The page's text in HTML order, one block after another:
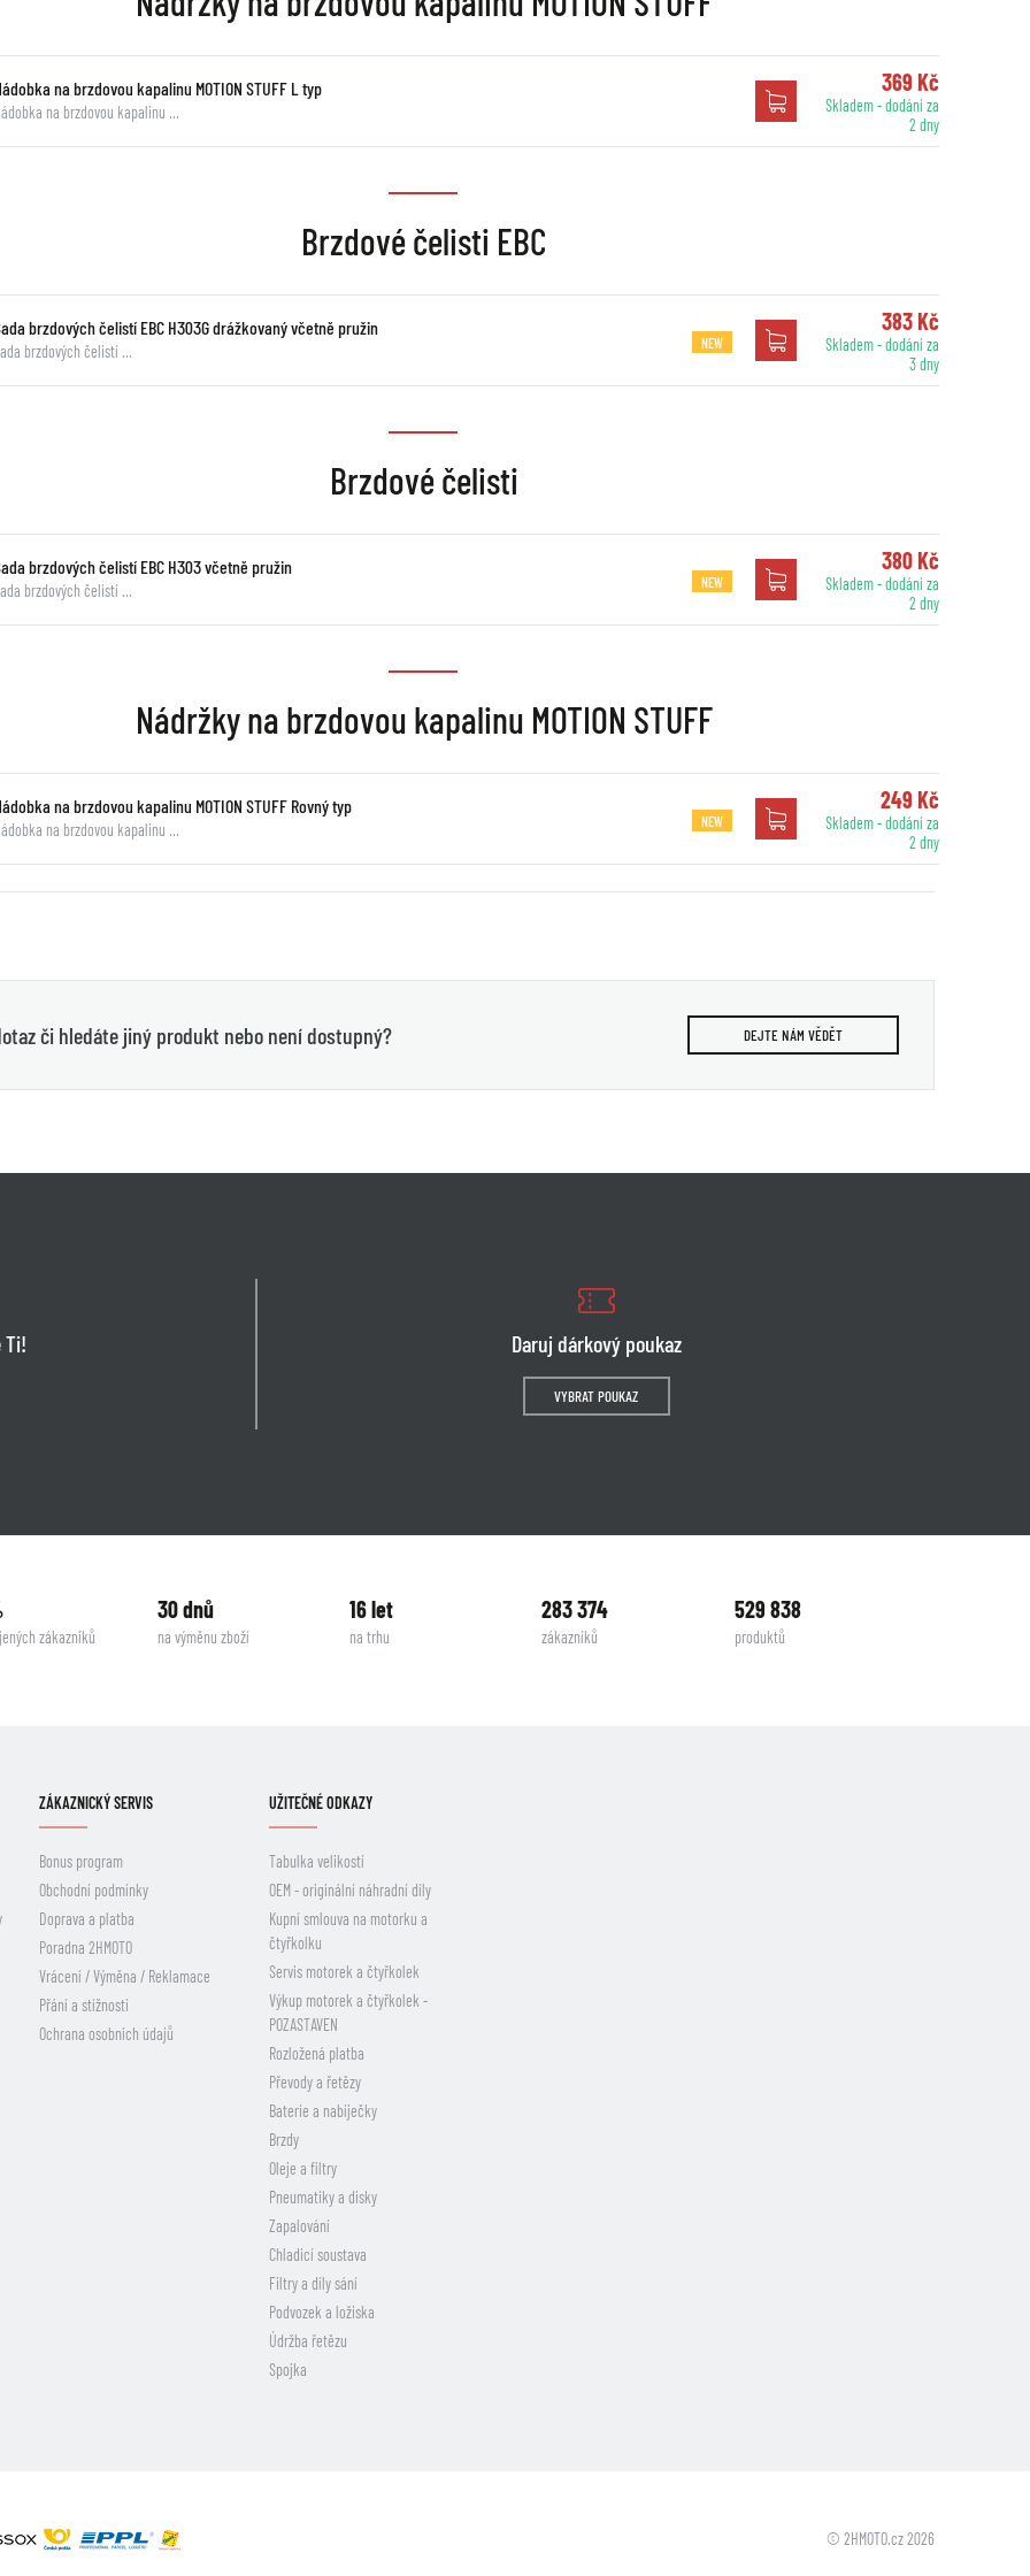
na brzdovou kapalinu MOTION STUFF L typ
na brzdovou kapalinu …
369 Kč
Skladem - dodání za
2 dny
Brzdové čelisti EBC
brzdových čelistí EBC H303G drážkovaný včetně pružin
brzdových čelistí … NEW
383 Kč
Skladem - dodání za
3 dny
Brzdové čelisti
brzdových čelistí EBC H303 včetně pružin
brzdových čelistí … NEW
380 Kč
Skladem - dodání za
2 dny
Nádržky na brzdovou kapalinu MOTION STUFF
na brzdovou kapalinu MOTION STUFF Rovný typ
na brzdovou kapalinu … NEW
249 Kč
Skladem - dodání za
2 dny
či hledáte jiný produkt nebo není dostupný? DEJTE NÁM VĚDĚT
Ti! Daruj dárkový poukaz
VYBRAT POUKAZ
zákazníků
30 dnů
na výměnu zboží
16 let
na trhu
283 374
zákazníků
529 838
produktů
ZÁKAZNICKÝ SERVIS
Bonus program
Obchodní podmínky
Doprava a platba
Poradna 2HMOTO
Vrácení / Výměna / Reklamace
Přání a stížnosti
Ochrana osobních údajů
UŽITEČNÉ ODKAZY
Tabulka velikostí
OEM - originální náhradní díly
Kupní smlouva na motorku a
čtyřkolku
Servis motorek a čtyřkolek
Výkup motorek a čtyřkolek -
POZASTAVEN
Rozložená platba
Převody a řetězy
Baterie a nabíječky
Brzdy
Oleje a filtry
Pneumatiky a disky
Zapalování
Chladicí soustava
Filtry a díly sání
Podvozek a ložiska
Údržba řetězu
Spojka
© 2HMOTO.cz 2026